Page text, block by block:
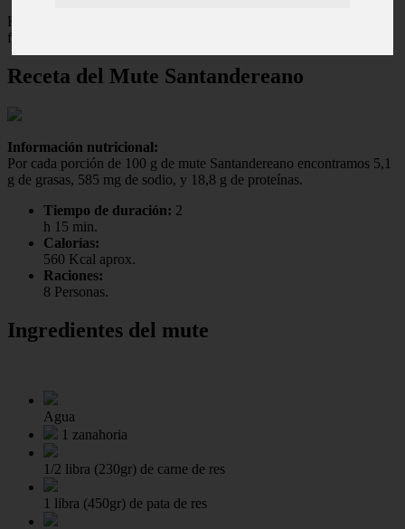
Hoy les traigo la receta del delicioso plato típico de Colombia el
famoso mute santandereano tradicional
Receta del Mute Santandereano
Información nutricional:
Por cada porción de 100 g de mute Santandereano encontramos 5,1
g de grasas, 585 mg de sodio, y 18,8 g de proteínas.
Tiempo de duración: 2
h 15 min.
Calorías:
560 Kcal aprox.
Raciones:
8 Personas.
Ingredientes del mute
Agua
1 zanahoria
1/2 libra (230gr) de carne de res
1 libra (450gr) de pata de res